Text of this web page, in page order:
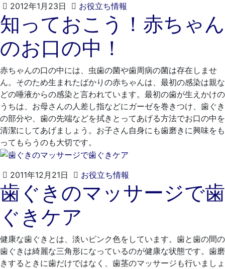
2012年1月23日 お役立ち情報
年
日
れ
も
科
医
院
知っておこう！赤ちゃん
のお口の中！
赤ちゃんの口の中には、虫歯の菌や歯周病の菌は存在しませ
ん。そのため生まれたばかりの赤ちゃんは、最初の感染は親な
どの唾液からの感染と言われています。最初の歯が生えかけの
うちは、お母さんの人差し指などにガーゼを巻きつけ、歯ぐき
の部分や、歯の先端などを拭きとってあげる方法でお口の中を
清潔にしてあげましょう。お子さん自身にも歯磨きに興味をも
ってもらうのも大切です。
2011年12月21日 お役立ち情報
年
4
日
れ
も
科
医
院
歯ぐきのマッサージで歯
ぐきケア
健康な歯ぐきとは、淡いピンク色をしています。歯と歯の間の
歯ぐきは綺麗な三角形になっているのが健康な状態です。歯磨
きするときに歯だけではなく、歯茎のマッサージも行いましょ